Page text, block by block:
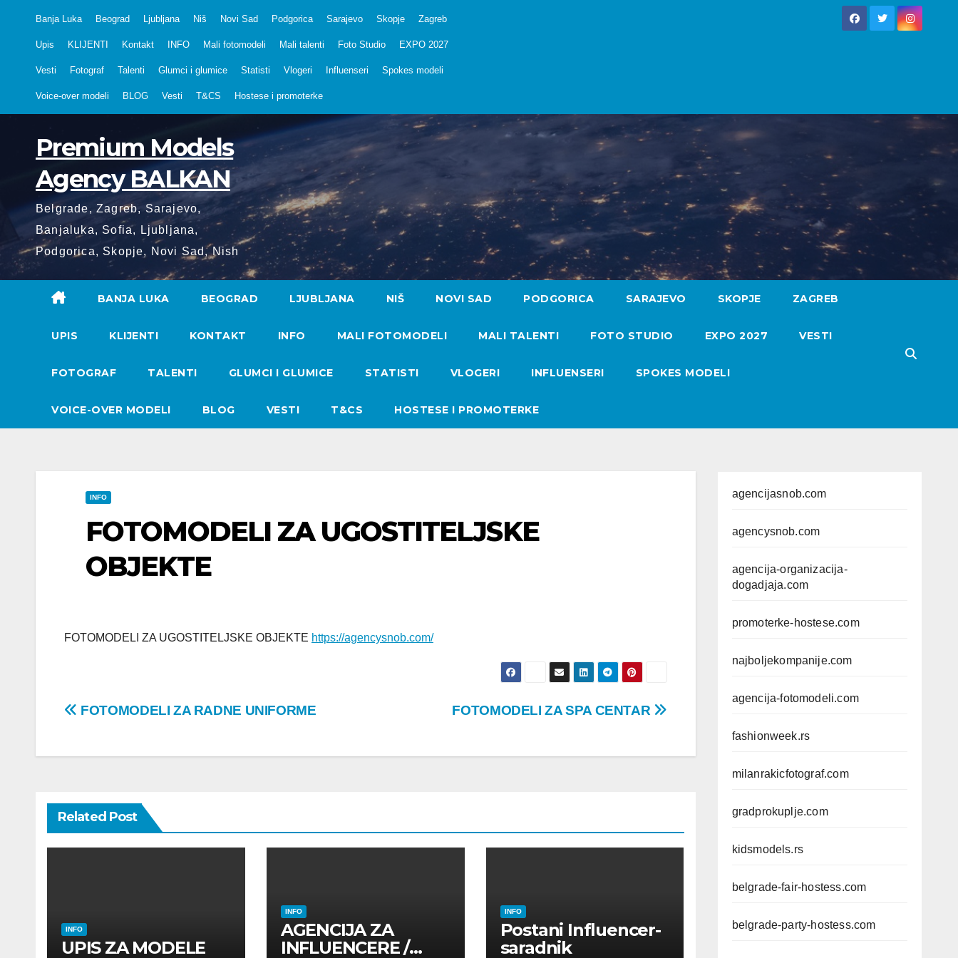
Banja Luka Beograd Ljubljana Niš Novi Sad Podgorica Sarajevo Skopje Zagreb
Upis KLIJENTI Kontakt INFO Mali fotomodeli Mali talenti Foto Studio EXPO 2027
Vesti Fotograf Talenti Glumci i glumice Statisti Vlogeri Influenseri Spokes modeli
Voice-over modeli BLOG Vesti T&CS Hostese i promoterke
Premium Models
Agency BALKAN
Belgrade, Zagreb, Sarajevo,
Banjaluka, Sofia, Ljubljana,
Podgorica, Skopje, Novi Sad, Nish
BANJA LUKA BEOGRAD LJUBLJANA NIŠ NOVI SAD PODGORICA SARAJEVO SKOPJE ZAGREB
UPIS KLIJENTI KONTAKT INFO MALI FOTOMODELI MALI TALENTI FOTO STUDIO EXPO 2027 VESTI
FOTOGRAF TALENTI GLUMCI I GLUMICE STATISTI VLOGERI INFLUENSERI SPOKES MODELI
VOICE-OVER MODELI BLOG VESTI T&CS HOSTESE I PROMOTERKE
INFO
FOTOMODELI ZA UGOSTITELJSKE
OBJEKTE
FOTOMODELI ZA UGOSTITELJSKE OBJEKTE https://agencysnob.com/
Post
FOTOMODELI ZA SPA CENTAR
FOTOMODELI ZA RADNE UNIFORME
Related Post
INFO
UPIS ZA MODELE
INFO
AGENCIJA ZA
INFLUENCERE /
INFO
Postani Influencer-
saradnik
agencijasnob.com
agencysnob.com
agencija-organizacija-
dogadjaja.com
promoterke-hostese.com
najboljekompanije.com
agencija-fotomodeli.com
fashionweek.rs
milanrakicfotograf.com
gradprokuplje.com
kidsmodels.rs
belgrade-fair-hostess.com
belgrade-party-hostess.com